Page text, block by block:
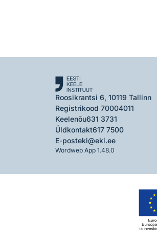
Roosikrantsi 6, 10119 Tallinn
Registrikood 70004011
Keelenõu631 3731
Üldkontakt617 7500
E-posteki@eki.ee
Wordweb App 1.48.0